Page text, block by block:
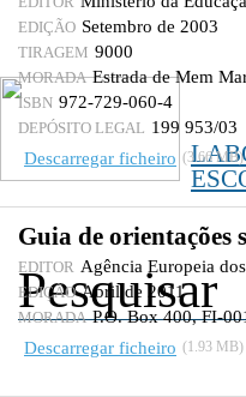
EDIÇÃO Setembro de 2003
TIRAGEM 9000
MORADA Estrada de Mem
ISBN 972-729-060-4
DEPÓSITO LEGAL 199 953/03
Descarregar ficheiro (3.66 MB)
Guia de orientações
EDITOR Agência Europeia
EDIÇÃO Abril de 2011
MORADA P.O. Box 400, FI-
Descarregar ficheiro (1.93 MB)